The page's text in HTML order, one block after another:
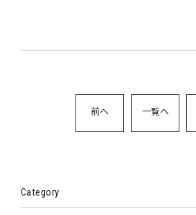
前へ 一覧へ
Category